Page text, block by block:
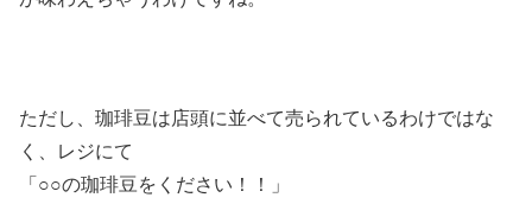
ただし、珈琲豆は店頭に並べて売られているわけではな
く、レジにて
「○○の珈琲豆をください！！」